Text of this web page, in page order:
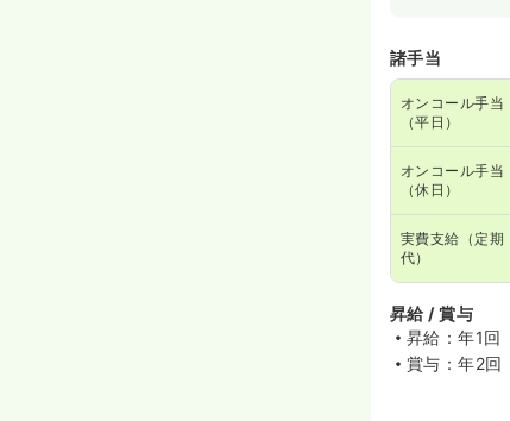
諸手当
オンコール手当
（平日）
オンコール手当
（休日）
実費支給（定期
代）
昇給 / 賞与
昇給：年1回
賞与：年2回